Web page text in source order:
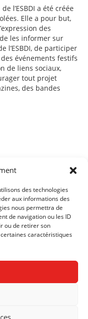
des technologies
aux informations des
nous permettra de
de navigation ou les ID
ou de retirer son
caractéristiques
l’ESBDI a été créée
Elle a pour but,
des
les informer sur
l’ESBDI, de participer
des événements festifs
de liens sociaux,
tout projet
des bandes